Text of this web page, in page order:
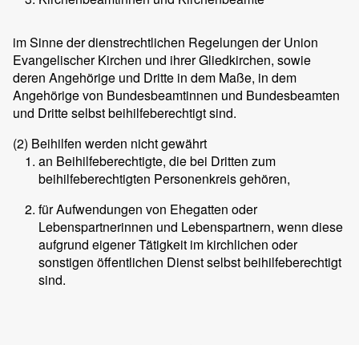
im Sinne der dienstrechtlichen Regelungen der Union
Evangelischer Kirchen und ihrer Gliedkirchen, sowie
deren Angehörige und Dritte in dem Maße, in dem
Angehörige von Bundesbeamtinnen und Bundesbeamten
und Dritte selbst beihilfeberechtigt sind.
(2) Beihilfen werden nicht gewährt
an Beihilfeberechtigte, die bei Dritten zum
beihilfeberechtigten Personenkreis gehören,
für Aufwendungen von Ehegatten oder
Lebenspartnerinnen und Lebenspartnern, wenn diese
aufgrund eigener Tätigkeit im kirchlichen oder
sonstigen öffentlichen Dienst selbst beihilfeberechtigt
sind.